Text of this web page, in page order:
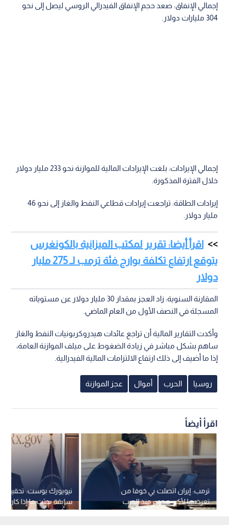
إجمالي الإنفاق: صعد حجم الإنفاق الفيدرالي الروسي ليصل إلى نحو
304 مليارات دولار.
إجمالي الإيرادات: بلغت الإيرادات المالية للموازنة نحو 233 مليار دولار
خلال الفترة المذكورة.
إيرادات الطاقة: تراجعت إيرادات قطاعي النفط والغاز إلى نحو 46
مليار دولار.
اقرأ أيضا: تقرير لمكتب الميزانية بالكونغرس
يتوقع ارتفاع تكلفة بوارج فئة ترمب لـ 275 مليار
دولار
المقارنة السنوية: زاد العجز بمقدار 30 مليار دولار عن مستوياته
المسجلة في النصف الأول من العام الماضي.
وأكدت التقارير المالية أن تراجع عائدات هيدروكربونيات النفط والغاز
ساهم بشكل مباشر في زيادة الضغوط على ميلف الموازنة العامة،
إذا ما أضيف إلى ذلك ارتفاع الالتزامات المالية الفيدرالية.
روسيا الحرب أموال عجز الموازنة
اقرأ أيضاً
نيويورك بوست: تحقيقات
سابقة بحثت ما إذا كان
لروسيا
ترمب: إيران اتصلت بي خوفا من
تعرضها لأكبر هجوم منذ الحرب
العالمية الثانية